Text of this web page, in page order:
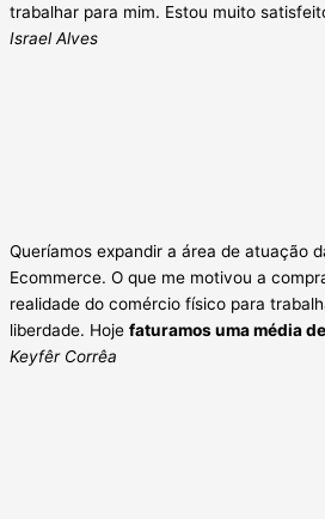
trabalhar para mim. Estou muito
Israel Alves
Queríamos expandir a área de atuação
Ecommerce. O que me motivou a
realidade do comércio físico para
liberdade. Hoje faturamos uma média
Keyfêr Corrêa